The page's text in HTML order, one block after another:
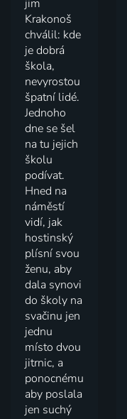
jim
Krakonoš
chválil: kde
je dobrá
škola,
nevyrostou
špatní lidé.
Jednoho
dne se šel
na tu jejich
školu
podívat.
Hned na
náměstí
vidí, jak
hostinský
plísní svou
ženu, aby
dala synovi
do školy na
svačinu jen
jednu
místo dvou
jitrnic, a
ponocnému
aby poslala
jen suchý